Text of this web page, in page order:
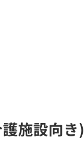
施設向